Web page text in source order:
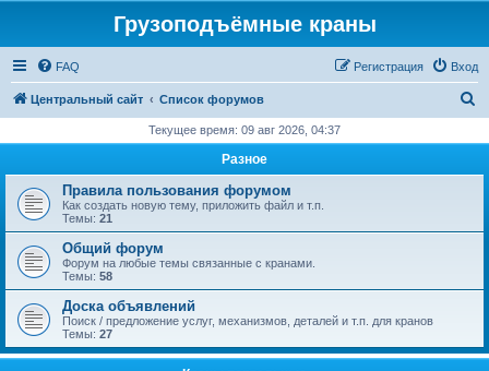
Грузоподъёмные краны
FAQ Вход
Регистрация
Центральный сайт Список форумов
с
Текущее время: 09 авг 2026, 04:37
Разное
Правила пользования форумом
Как создать новую тему, приложить файл и т.п.
Темы: 21
Общий форум
Форум на любые темы связанные с кранами.
Темы: 58
Доска объявлений
Поиск / предложение услуг, механизмов, деталей и т.п. для кранов
Темы: 27